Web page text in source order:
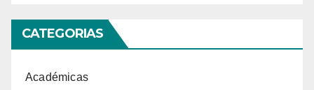
CATEGORIAS
Académicas